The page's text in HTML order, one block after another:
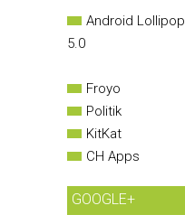
Android Lollipop
5.0
Froyo
Politik
KitKat
CH Apps
GOOGLE+